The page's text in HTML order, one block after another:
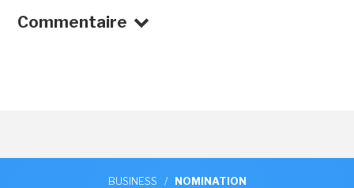
Commentaire
BUSINESS / NOMINATION